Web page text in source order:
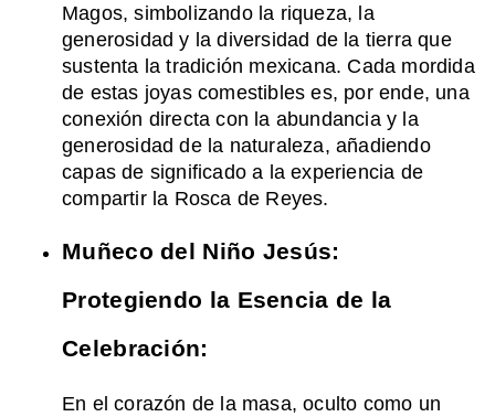
Magos, simbolizando la riqueza, la
generosidad y la diversidad de la tierra que
sustenta la tradición mexicana. Cada mordida
de estas joyas comestibles es, por ende, una
conexión directa con la abundancia y la
generosidad de la naturaleza, añadiendo
capas de significado a la experiencia de
compartir la Rosca de Reyes.
Muñeco del Niño Jesús:
Protegiendo la Esencia de la
Celebración:
En el corazón de la masa, oculto como un